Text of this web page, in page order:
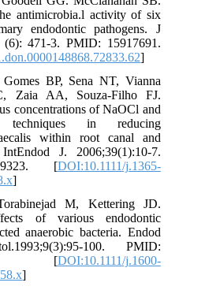
the antimicrobia.l activity of six
endodontic pathogens. J
(6): 471-3. PMID: 15917691.
Gomes BP, Sena NT, Vianna
Zaia AA, Souza-Filho FJ.
concentrations of NaOCl and
techniques in reducing
within root canal and
IntEndod J. 2006;39(1):10-7.
[DOI:10.1111/j.1365-
M, Kettering JD.
of various endodontic
anaerobic bacteria. Endod
100. PMID:
[DOI:10.1111/j.1600-